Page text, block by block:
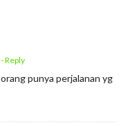
- Reply
punya perjalanan yg